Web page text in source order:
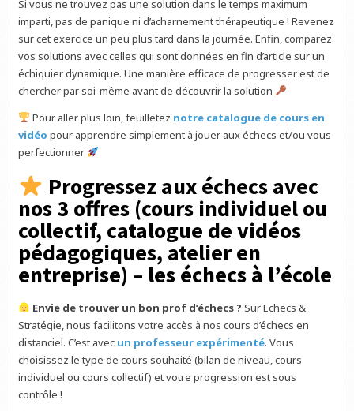
Si vous ne trouvez pas une solution dans le temps maximum
imparti, pas de panique ni d’acharnement thérapeutique ! Revenez
sur cet exercice un peu plus tard dans la journée. Enfin, comparez
vos solutions avec celles qui sont données en fin d’article sur un
échiquier dynamique. Une manière efficace de progresser est de
chercher par soi-même avant de découvrir la solution
Pour aller plus loin, feuilletez notre catalogue de cours en
vidéo pour apprendre simplement à jouer aux échecs et/ou vous
perfectionner
Progressez aux échecs avec
nos 3 offres (cours individuel ou
collectif, catalogue de vidéos
pédagogiques, atelier en
entreprise) – les échecs à l’école
Envie de trouver un bon prof d’échecs ? Sur Echecs &
Stratégie, nous facilitons votre accès à nos cours d’échecs en
distanciel. C’est avec un professeur expérimenté. Vous
choisissez le type de cours souhaité (bilan de niveau, cours
individuel ou cours collectif) et votre progression est sous
contrôle !